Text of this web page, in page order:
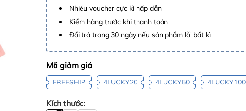
Nhiều voucher cực kì hấp dẫn
Kiểm hàng trước khi thanh toán
Đổi trả trong 30 ngày nếu sản phẩm lỗi bất kì
Mã giảm giá
FREESHIP 4LUCKY20 4LUCKY50 4LUCKY100
Kích thước: